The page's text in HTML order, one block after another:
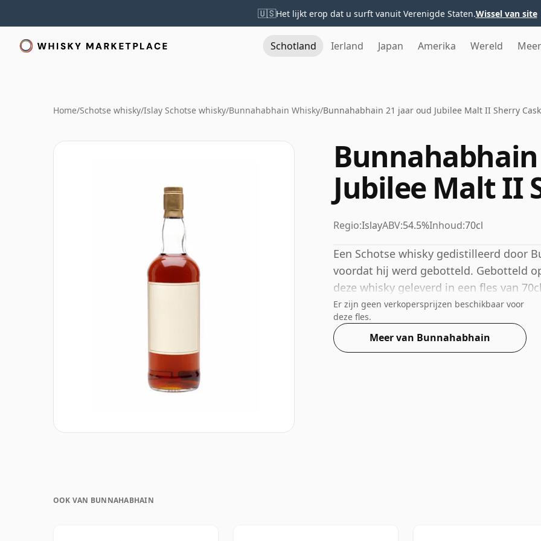
🇺🇸Het lijkt erop dat u surft vanuit Verenigde Staten.Wissel van site
Schotland Ierland Japan Amerika Wereld Meer
Home/Schotse whisky/Islay Schotse whisky/Bunnahabhain Whisky/Bunnahabhain 21 jaar oud Jubilee Malt II Sherry Cask
Jubilee Malt II
Regio:IslayABV:54.5%Inhoud:70cl
Een Schotse whisky gedistilleerd door
voordat hij werd gebotteld. Gebotteld
deze whisky geleverd in een fles van
Er zijn geen verkopersprijzen beschikbaar voor
deze fles.
Meer van Bunnahabhain
OOK VAN BUNNAHABHAIN